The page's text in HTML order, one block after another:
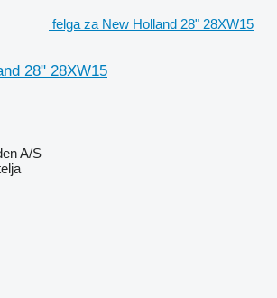
felga za New Holland 28" 28XW15
28" 28XW15
A/S